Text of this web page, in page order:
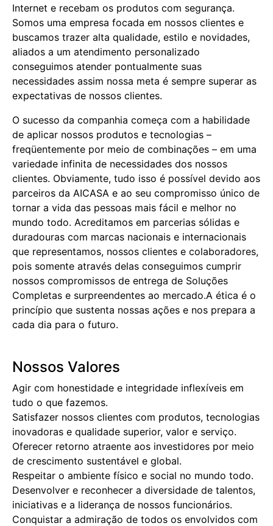
Internet e recebam os produtos com segurança.
Somos uma empresa focada em nossos clientes e
buscamos trazer alta qualidade, estilo e novidades,
aliados a um atendimento personalizado
conseguimos atender pontualmente suas
necessidades assim nossa meta é sempre superar as
expectativas de nossos clientes.
O sucesso da companhia começa com a habilidade
de aplicar nossos produtos e tecnologias –
freqüentemente por meio de combinações – em uma
variedade infinita de necessidades dos nossos
clientes. Obviamente, tudo isso é possível devido aos
parceiros da AICASA e ao seu compromisso único de
tornar a vida das pessoas mais fácil e melhor no
mundo todo. Acreditamos em parcerias sólidas e
duradouras com marcas nacionais e internacionais
que representamos, nossos clientes e colaboradores,
pois somente através delas conseguimos cumprir
nossos compromissos de entrega de Soluções
Completas e surpreendentes ao mercado.A ética é o
princípio que sustenta nossas ações e nos prepara a
cada dia para o futuro.
Nossos Valores
Agir com honestidade e integridade inflexíveis em
tudo o que fazemos.
Satisfazer nossos clientes com produtos, tecnologias
inovadoras e qualidade superior, valor e serviço.
Oferecer retorno atraente aos investidores por meio
de crescimento sustentável e global.
Respeitar o ambiente físico e social no mundo todo.
Desenvolver e reconhecer a diversidade de talentos,
iniciativas e a liderança de nossos funcionários.
Conquistar a admiração de todos os envolvidos com